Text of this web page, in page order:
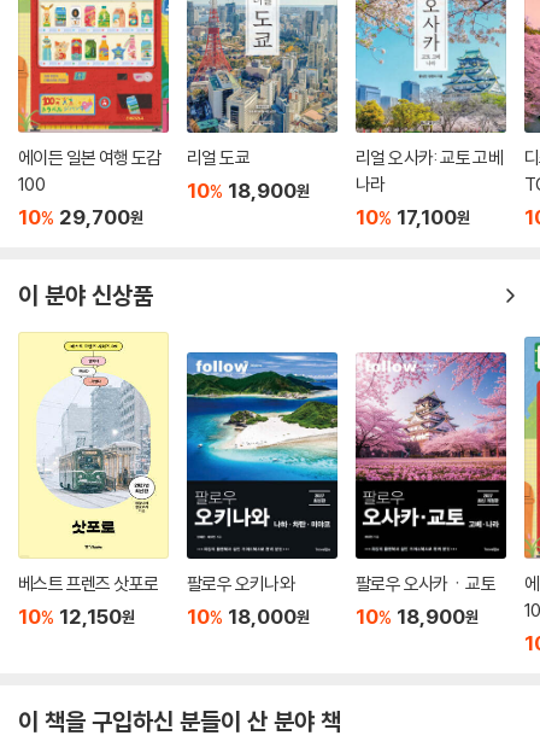
생겼다. 코모레비(木漏れ日). 나뭇잎 사이로 비치는 햇빛을 가리키는 일
본어이다. 어쩐지 발음이 귀여워서 좋아하는 말이다. 코모레비 가득한 철
학의 길을 천천히 걸었다.
--- p.257
금각은 화려한 금으로 자신을 뽐냈다. 하지만 은각은 아무런 치장이 없었
다. 그런데 그 모습이 참 고고했다. 이런 비유가 어울리는지는 모르겠지만
금각이 아름답고 세련된 최신 디자인의 옷을 입은 사람이라면, 은각은 마
가게 안에 자리를 잡고 노트북을 펼쳤다. 점심을 먹지 않았기에 피자 토스
트를 시키고 번역일을 시작했다. 피자 토스트가 무척 맛있어서 프렌치토스
트까지 시켜보았는데 역시 맛있었다. 하천 흐르는 소리가 섞인 카페 음악
을 들으며, 맛있는 음식을 먹고 봄 향기를 맡으며… 일이라니! 어쩐지 교토
를 떠나기 아쉬워지는 멋진 오후였다.
--- p.272
열심히 일하고 집으로 향하면서 새삼 4월과 5월 사이의 변화를 떠올렸다.
너무나도 추워서 따뜻한 커피만 찾았는데 한 달 사이에 아이스 아메리카노
를 마시게 되었고, 벚꽃은 모두 지고 초록 잎들로 가득해졌다. 이렇게 봄이
꽃피다가 여름으로 들어설 것이다. 그리고 나는 교토가 서서히 봄을 맞이
--- p.273
에이든 일본 여행 도감
100
10% 29,700원
리얼 도쿄
10% 18,900원
리얼 오사카: 교토 고베
나라
10% 17,100원
이 분야 신상품
베스트 프렌즈 삿포로
10% 12,150원
팔로우 오키나와
10% 18,000원
팔로우 오사카ㆍ교토
10% 18,900원
이 책을 구입하신 분들이 산 분야 책